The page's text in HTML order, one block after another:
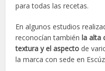
para todas las recetas.
En algunos estudios
reconocían también la alta
textura y el aspecto de
la marca con sede en